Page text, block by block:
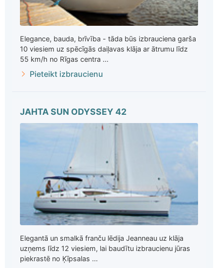
Elegance, bauda, brīvība - tāda būs izbrauciena garša
10 viesiem uz spēcīgās daiļavas klāja ar ātrumu līdz
55 km/h no Rīgas centra ...
Pieteikt izbraucienu
JAHTA SUN ODYSSEY 42
Elegantā un smalkā franču lēdija Jeanneau uz klāja
uzņems līdz 12 viesiem, lai baudītu izbraucienu jūras
piekrastē no Ķīpsalas ...